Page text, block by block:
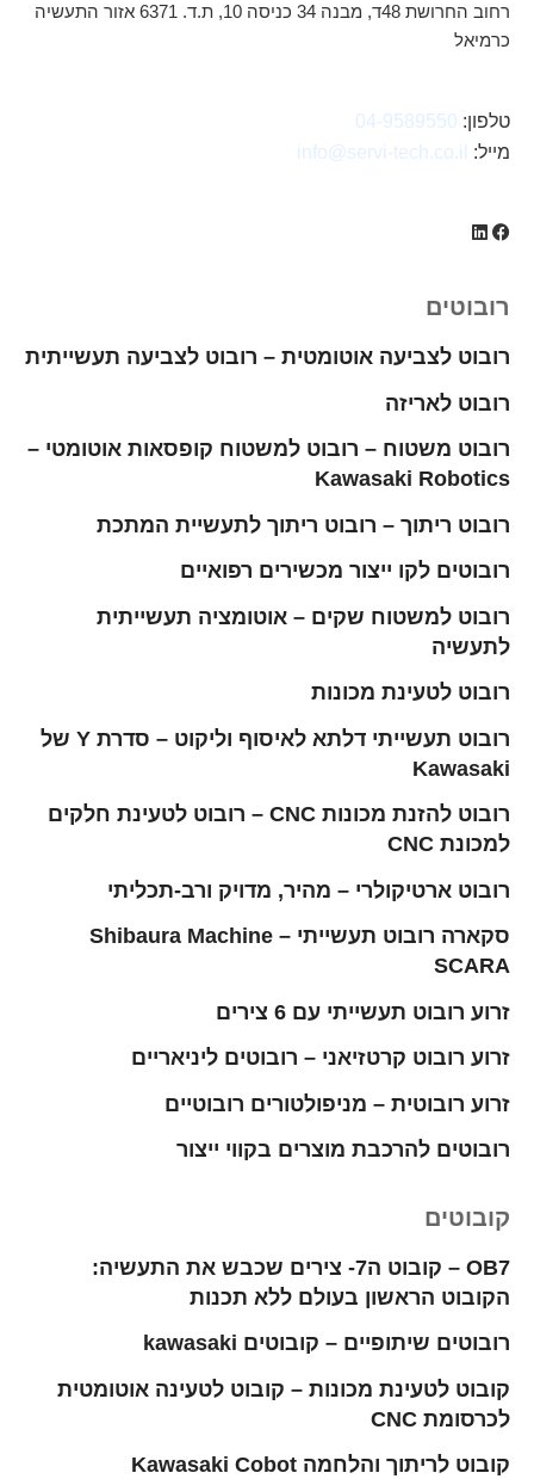
רחוב החרושת 48ד, מבנה 34 כניסה 10, ת.ד. 6371 אזור התעשיה
כרמיאל
טלפון: 04-9589550
מייל:
info@servi-tech.co.il
רובוטים
רובוט לצביעה אוטומטית – רובוט לצביעה תעשייתית
רובוט לאריזה
רובוט משטוח – רובוט למשטוח קופסאות אוטומטי –
Kawasaki Robotics
רובוט ריתוך – רובוט ריתוך לתעשיית המתכת
רובוטים לקו ייצור מכשירים רפואיים
רובוט למשטוח שקים – אוטומציה תעשייתית
לתעשיה
רובוט לטעינת מכונות
רובוט תעשייתי דלתא לאיסוף וליקוט – סדרת Y של
Kawasaki
רובוט להזנת מכונות CNC – רובוט לטעינת חלקים
למכונת CNC
רובוט ארטיקולרי – מהיר, מדויק ורב-תכליתי
סקארה רובוט תעשייתי – Shibaura Machine
SCARA
זרוע רובוט תעשייתי עם 6 צירים
זרוע רובוט קרטזיאני – רובוטים ליניאריים
זרוע רובוטית – מניפולטורים רובוטיים
רובוטים להרכבת מוצרים בקווי ייצור
קובוטים
OB7 – קובוט ה7- צירים שכבש את התעשיה:
הקובוט הראשון בעולם ללא תכנות
רובוטים שיתופיים – קובוטים kawasaki
קובוט לטעינת מכונות – קובוט לטעינה אוטומטית
לכרסומת CNC
קובוט לריתוך והלחמה Kawasaki Cobot